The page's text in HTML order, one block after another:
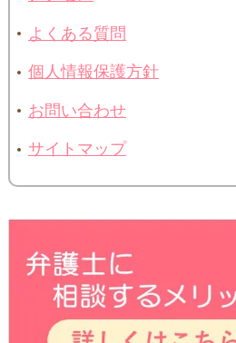
よくある質問
個人情報保護方針
お問い合わせ
サイトマップ